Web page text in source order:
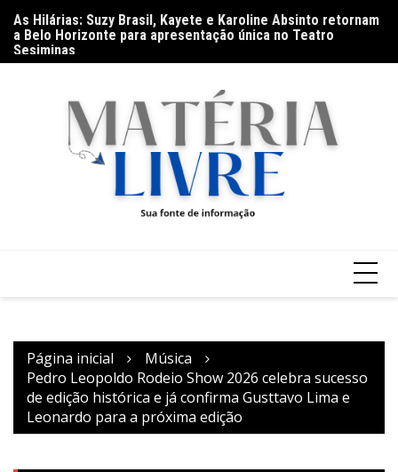
para
conteúdo
As Hilárias: Suzy Brasil, Kayete e Karoline Absinto retornam
a Belo Horizonte para apresentação única no Teatro
Sesiminas
Página inicial
Música
Pedro Leopoldo Rodeio Show 2026 celebra sucesso
de edição histórica e já confirma Gusttavo Lima e
Leonardo para a próxima edição